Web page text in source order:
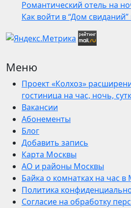
Романтический отель на
Как войти в “Дом
Меню
Проект «Колхоз»
гостиница на час, ночь,
Вакансии
Абонементы
Блог
Добавить запись
Карта Москвы
АО и районы Москвы
Байка о комнатках на час в
Политика
Согласие на обработку